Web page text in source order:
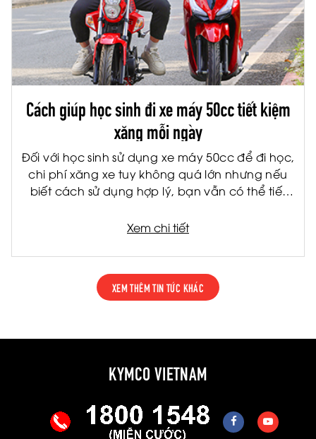
Cách giúp học sinh đi xe máy 50cc tiết kiệm
xăng mỗi ngày
Đối với học sinh sử dụng xe máy 50cc để đi học,
chi phí xăng xe tuy không quá lớn nhưng nếu
biết cách sử dụng hợp lý, bạn vẫn có thể tiết
chi phí cho gia đình, việc tiết kiệm nhiên liệu còn
hóc về lâu dài.
Xem chi tiết
XEM THÊM TIN TỨC KHÁC
KYMCO VIETNAM